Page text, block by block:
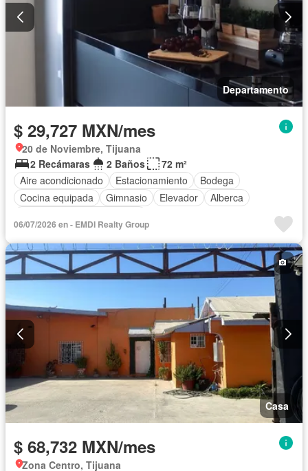
Departamento
$ 29,727 MXN/mes
20 de Noviembre, Tijuana
2 Recámaras
2 Baños
72 m²
Aire acondicionado
Estacionamiento
Bodega
Cocina equipada
Gimnasio Elevador
Alberca
06/07/2026 en - EMDI Realty Group
Casa
$ 68,732 MXN/mes
Zona Centro, Tijuana